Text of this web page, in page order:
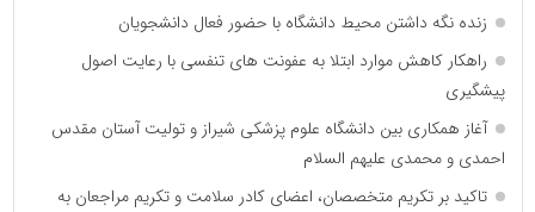
زنده نگه داشتن محیط دانشگاه با حضور فعال دانشجویان
راهکار کاهش موارد ابتلا به عفونت های تنفسی با رعایت اصول
پیشگیری
آغاز همکاری بین دانشگاه علوم پزشکی شیراز و تولیت آستان مقدس
احمدی و محمدی علیهم السلام
تاکید بر تکریم متخصصان، اعضای کادر سلامت و تکریم مراجعان به